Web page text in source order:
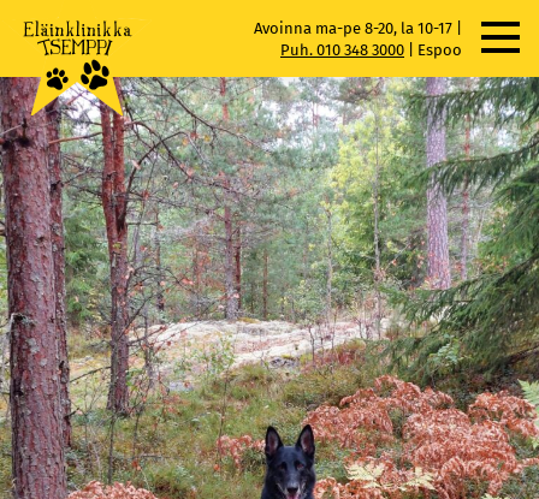
Skip
content
Avoinna ma-pe 8-20, la 10-17 |
Puh. 010 348 3000
Espoo